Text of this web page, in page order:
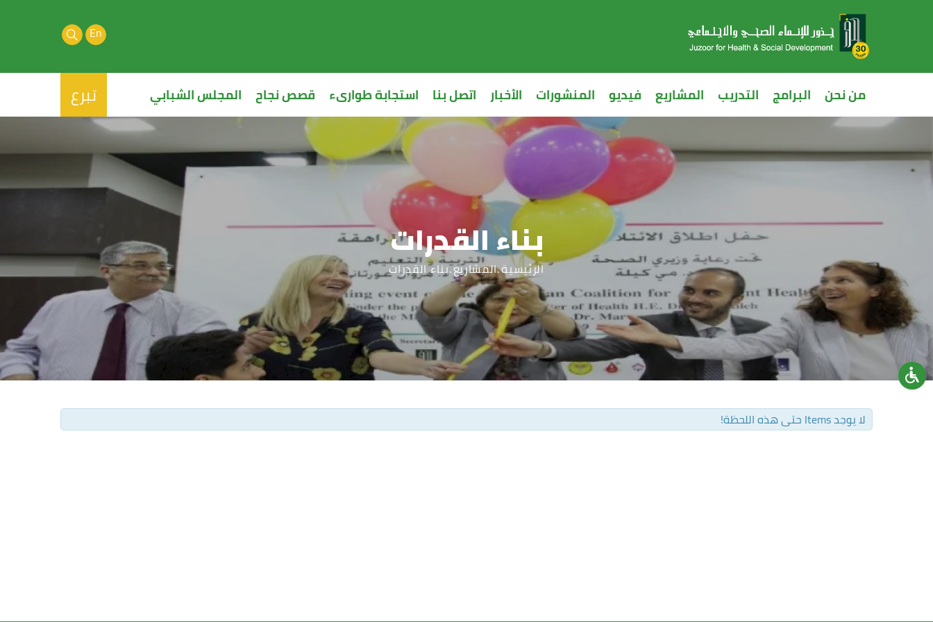
En
من نحن البرامج التدريب المشاريع فيديو المنشورات الأخبار اتصل بنا استجابة طوارىء قصص نجاح المجلس الشبابي تبرع
بناء القدرات
الرئيسية المشاريع بناء القدرات
لا يوجد Items حتى هذه اللحظة!